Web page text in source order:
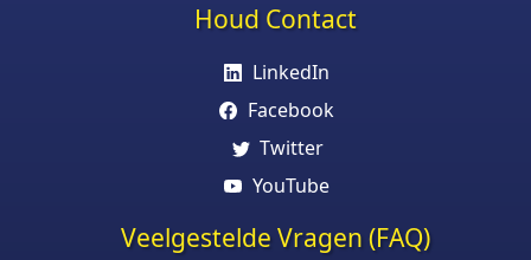
Houd Contact
LinkedIn
Facebook
Twitter
YouTube
Veelgestelde Vragen (FAQ)